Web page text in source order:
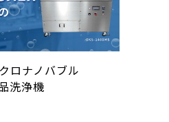
ロナノバブル
洗浄機